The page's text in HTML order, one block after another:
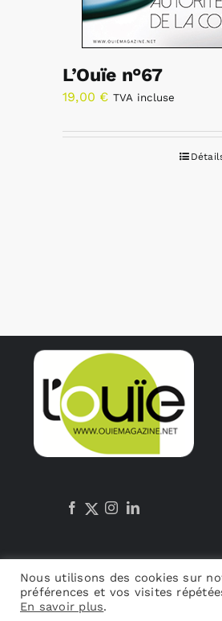
L’Ouïe n°67
19,00 € TVA incluse
Nous utilisons des cookies sur
préférences et vos visites
En savoir plus.